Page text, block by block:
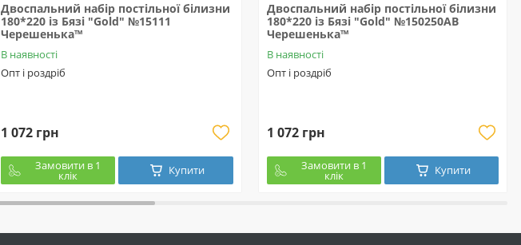
Двоспальний набір постільної білизни
180*220 із Бязі "Gold" №15111
Черешенька™
В наявності
Опт і роздріб
1 072 грн
Замовити в 1
клік Купити
Двоспальний набір постільної білизни
180*220 із Бязі "Gold" №150250АВ
Черешенька™
В наявності
Опт і роздріб
1 072 грн
Замовити в 1
клік Купити